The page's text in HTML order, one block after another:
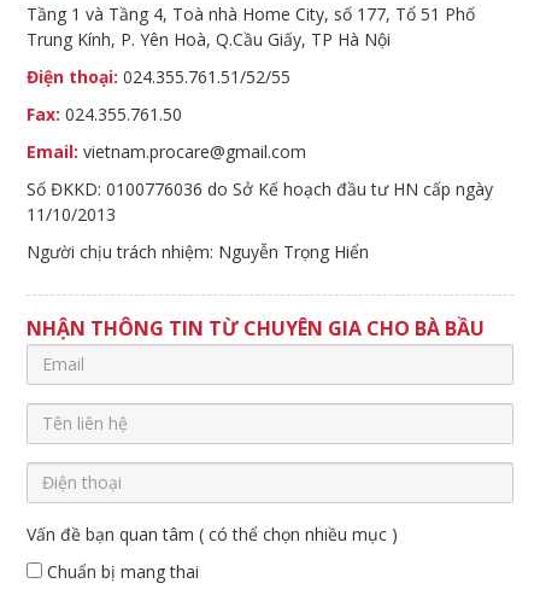
Tầng 1 và Tầng 4, Toà nhà Home City, số 177, Tổ 51 Phố
Trung Kính, P. Yên Hoà, Q.Cầu Giấy, TP Hà Nội
Điện thoại: 024.355.761.51/52/55
Fax: 024.355.761.50
Email: vietnam.procare@gmail.com
Số ĐKKD: 0100776036 do Sở Kế hoạch đầu tư HN cấp ngày
11/10/2013
Người chịu trách nhiệm: Nguyễn Trọng Hiển
NHẬN THÔNG TIN TỪ CHUYÊN GIA CHO BÀ BẦU
Vấn đề bạn quan tâm ( có thể chọn nhiều mục )
Chuẩn bị mang thai